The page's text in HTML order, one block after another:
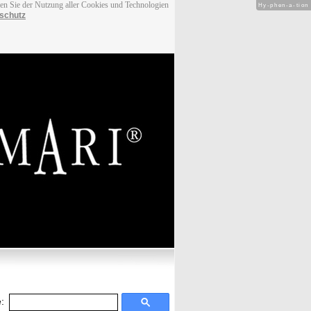
Sie der Nutzung aller Cookies und Technologien
Hy-phen-a-tion